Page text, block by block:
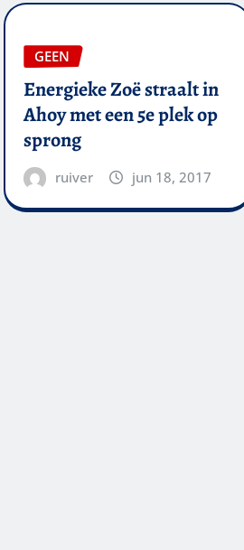
GEEN
Energieke Zoë straalt in
Ahoy met een 5e plek op
sprong
ruiver
jun 18, 2017